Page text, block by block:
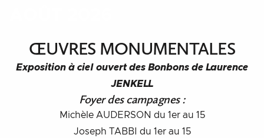
ŒUVRES MONUMENTALES
Exposition à ciel ouvert des Bonbons de Laurence
JENKELL
Foyer des campagnes :
Michèle AUDERSON du 1er au 15
Joseph TABBI du 1er au 15